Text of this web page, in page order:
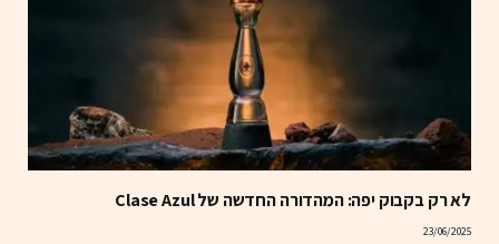
לא רק בקבוק יפה: המהדורה החדשה של Clase Azul
23/06/2025